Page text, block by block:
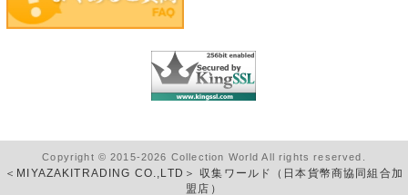
Copyright © 2015-2026 Collection World All rights reserved.
＜MIYAZAKITRADING CO.,LTD＞ 収集ワールド（日本貨幣商協同組合加
盟店）